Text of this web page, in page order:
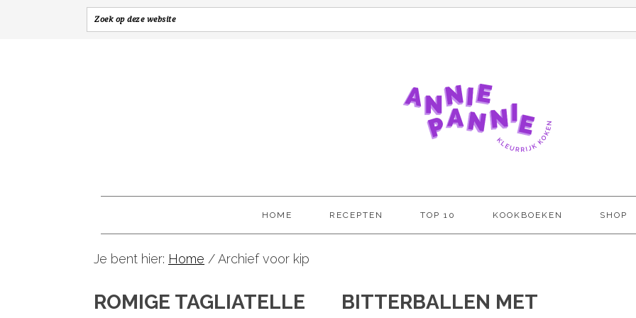
HOME RECEPTEN TOP 10 KOOKBOEKEN SHOP
Je bent hier: Home /Archief voor kip
ROMIGE TAGLIATELLE
BITTERBALLEN MET